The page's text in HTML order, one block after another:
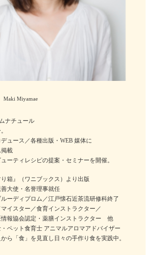
Maki Miyamae
ナチュール
ュース／各種出版・WEB 媒体に
載
ーティレシピの提案・セミナーを開催。
り箱』（ワニブックス）より出版
大使・名誉理事就任
ーディプロム／江戸懐石近茶流研修科終了
イスター／食育インストラクター／
情報協会認定・薬膳インストラクター 他
ペット食育士 アニマルアロマアドバイザー
ら「食」を見直し日々の手作り食を実践中。